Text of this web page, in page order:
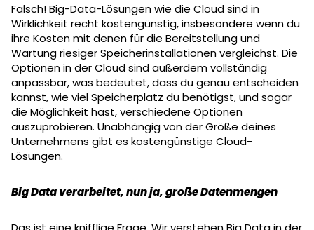
Falsch! Big-Data-Lösungen wie die Cloud sind in
Wirklichkeit recht kostengünstig, insbesondere wenn du
ihre Kosten mit denen für die Bereitstellung und
Wartung riesiger Speicherinstallationen vergleichst. Die
Optionen in der Cloud sind außerdem vollständig
anpassbar, was bedeutet, dass du genau entscheiden
kannst, wie viel Speicherplatz du benötigst, und sogar
die Möglichkeit hast, verschiedene Optionen
auszuprobieren. Unabhängig von der Größe deines
Unternehmens gibt es kostengünstige Cloud-
Lösungen.
Big Data verarbeitet, nun ja, große Datenmengen